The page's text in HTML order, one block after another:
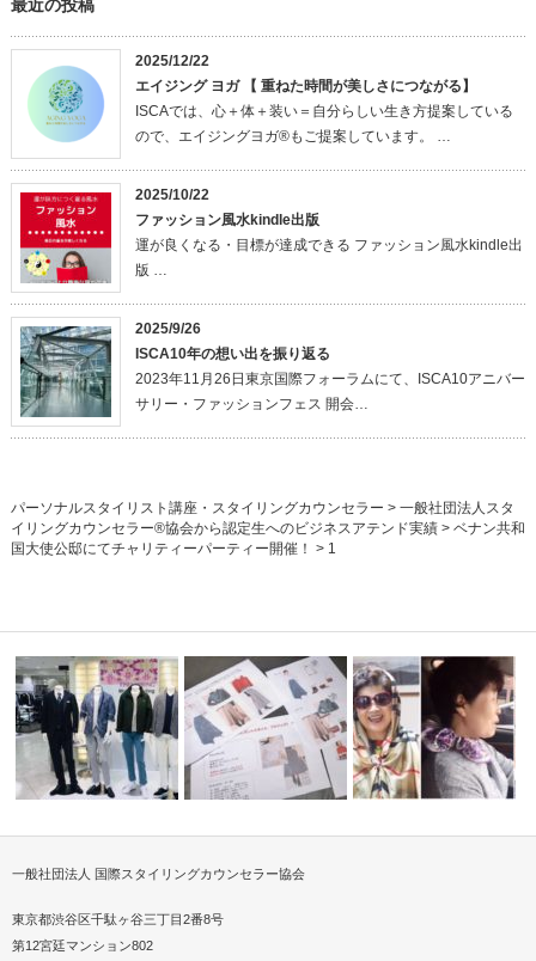
最近の投稿
2025/12/22
エイジング ヨガ 【 重ねた時間が美しさにつながる】
ISCAでは、心＋体＋装い＝自分らしい生き方提案している
ので、エイジングヨガ®もご提案しています。 …
2025/10/22
ファッション風水kindle出版
運が良くなる・目標が達成できる ファッション風水kindle出
版 …
2025/9/26
ISCA10年の想い出を振り返る
2023年11月26日東京国際フォーラムにて、ISCA10アニバー
サリー・ファッションフェス 開会…
パーソナルスタイリスト講座・スタイリングカウンセラー > 一般社団法人スタ
イリングカウンセラー®協会から認定生へのビジネスアテンド実績> ベナン共和
国大使公邸にてチャリティーパーティー開催！ > 1
ファッション…
ド
一般社団法人 国際スタイリングカウンセラー協会
東京都渋谷区千駄ヶ谷三丁目2番8号
第12宮廷マンション802